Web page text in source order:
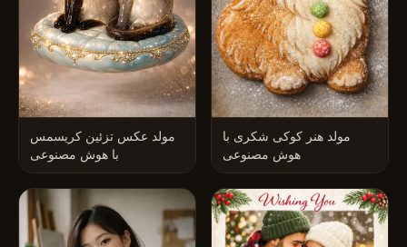
مولد عکس تزئین کریسمس
با هوش مصنوعی
مولد هنر کوکی شکری با
هوش مصنوعی